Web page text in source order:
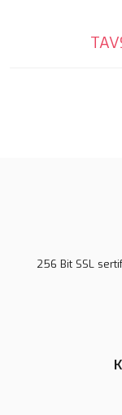
Bu ürünün fiyat
konularda yetersiz
Kerr SoftClamp /
256 Bit SSL